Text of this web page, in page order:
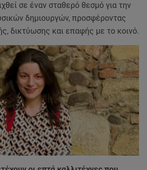
σε έναν σταθερό θεσμό για την
δημιουργών, προσφέροντας
δικτύωσης και επαφής με το κοινό.